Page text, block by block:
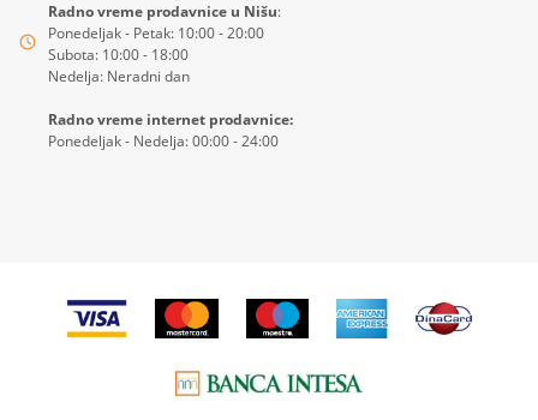
Radno vreme prodavnice u Nišu:
Ponedeljak - Petak: 10:00 - 20:00
Subota: 10:00 - 18:00
Nedelja: Neradni dan
Radno vreme internet prodavnice:
Ponedeljak - Nedelja: 00:00 - 24:00